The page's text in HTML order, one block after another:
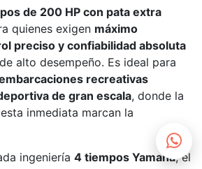
de 200 HP con pata extra
quienes exigen máximo
preciso y confiabilidad absoluta
alto desempeño. Es ideal para
recreativas
de gran escala, donde la
inmediata marcan la
ingeniería 4 tiempos Yamaha, el